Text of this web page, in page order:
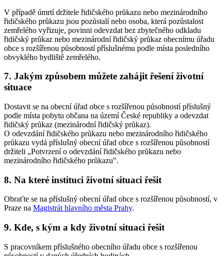
V případě úmrtí držitele řidičského průkazu nebo mezinárodního
řidičského průkazu jsou pozůstalí nebo osoba, která pozůstalost
zemřelého vyřizuje, povinni odevzdat bez zbytečného odkladu
řidičský průkaz nebo mezinárodní řidičský průkaz obecnímu úřadu
obce s rozšířenou působností příslušnému podle místa posledního
obvyklého bydliště zemřelého.
7. Jakým způsobem můžete zahájit řešení životní
situace
Dostavit se na obecní úřad obce s rozšířenou působností příslušný
podle místa pobytu občana na území České republiky a odevzdat
řidičský průkaz (mezinárodní řidičský průkaz).
O odevzdání řidičského průkazu nebo mezinárodního řidičského
průkazu vydá příslušný obecní úřad obce s rozšířenou působností
držiteli „Potvrzení o odevzdání řidičského průkazu nebo
mezinárodního řidičského průkazu".
8. Na které instituci životní situaci řešit
Obraťte se na příslušný obecní úřad obce s rozšířenou působností, v
Praze na Magistrát hlavního města Prahy.
9. Kde, s kým a kdy životní situaci řešit
S pracovníkem příslušného obecního úřadu obce s rozšířenou